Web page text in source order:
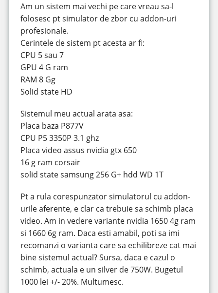
Am un sistem mai vechi pe care vreau sa-l
folosesc pt simulator de zbor cu addon-uri
profesionale.
Cerintele de sistem pt acesta ar fi:
CPU 5 sau 7
GPU 4 G ram
RAM 8 Gg
Solid state HD
Sistemul meu actual arata asa:
Placa baza P877V
CPU P5 3350P 3.1 ghz
Placa video assus nvidia gtx 650
16 g ram corsair
solid state samsung 256 G+ hdd WD 1T
Pt a rula corespunzator simulatorul cu addon-
urile aferente, e clar ca trebuie sa schimb placa
video. Am in vedere variante nvidia 1650 4g ram
si 1660 6g ram. Daca esti amabil, poti sa imi
recomanzi o varianta care sa echilibreze cat mai
bine sistemul actual? Sursa, daca e cazul o
schimb, actuala e un silver de 750W. Bugetul
1000 lei +/- 20%. Multumesc.